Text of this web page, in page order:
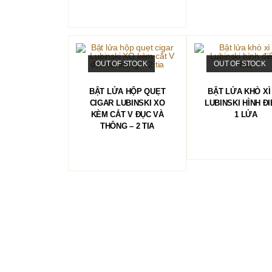
OUT OF STOCK
CHỌNphẩm
này
có
nhiều
biến
thể.
thể
BẬT LỬA HỘP QUẸT
CIGAR LUBINSKI XO
KÈM CẮT V ĐỤC VÀ
THÔNG – 2 TIA
OUT OF STOCK
ĐỌC TIẾP
BẬT LỬA KHÒ XÌ
LUBINSKI HÌNH
1 LỬA